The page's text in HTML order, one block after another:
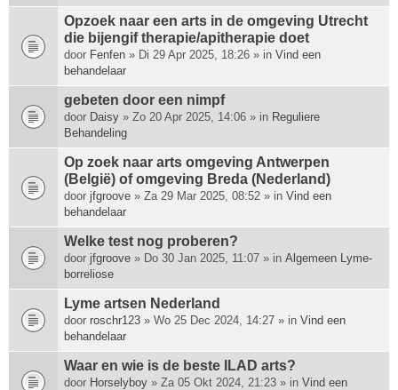
i
l
i
n
g
.
Opzoek naar een arts in de omgeving Utrecht
die bijengif therapie/apitherapie doet
door Fenfen » Di 29 Apr 2025, 18:26 » in Vind een
behandelaar
gebeten door een nimpf
door Daisy » Zo 20 Apr 2025, 14:06 » in Reguliere
Behandeling
Op zoek naar arts omgeving Antwerpen
(België) of omgeving Breda (Nederland)
door jfgroove » Za 29 Mar 2025, 08:52 » in Vind een
behandelaar
Welke test nog proberen?
door jfgroove » Do 30 Jan 2025, 11:07 » in Algemeen Lyme-
borreliose
Lyme artsen Nederland
door roschr123 » Wo 25 Dec 2024, 14:27 » in Vind een
behandelaar
Waar en wie is de beste ILAD arts?
door Horselyboy » Za 05 Okt 2024, 21:23 » in Vind een